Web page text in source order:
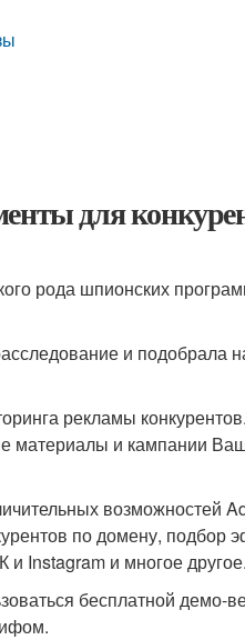
для
рода шпионских
и
рекламы
и кампании
возможностей
по домену, подбор
и Instagram и многое другое.
бесплатной демо-